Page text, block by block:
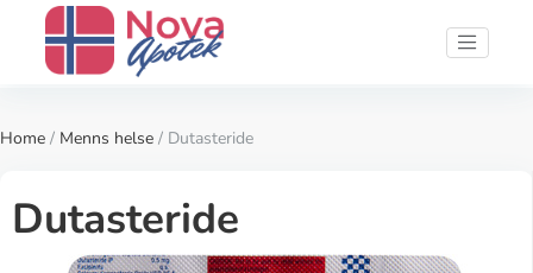
Home / Menns helse / Dutasteride
Dutasteride